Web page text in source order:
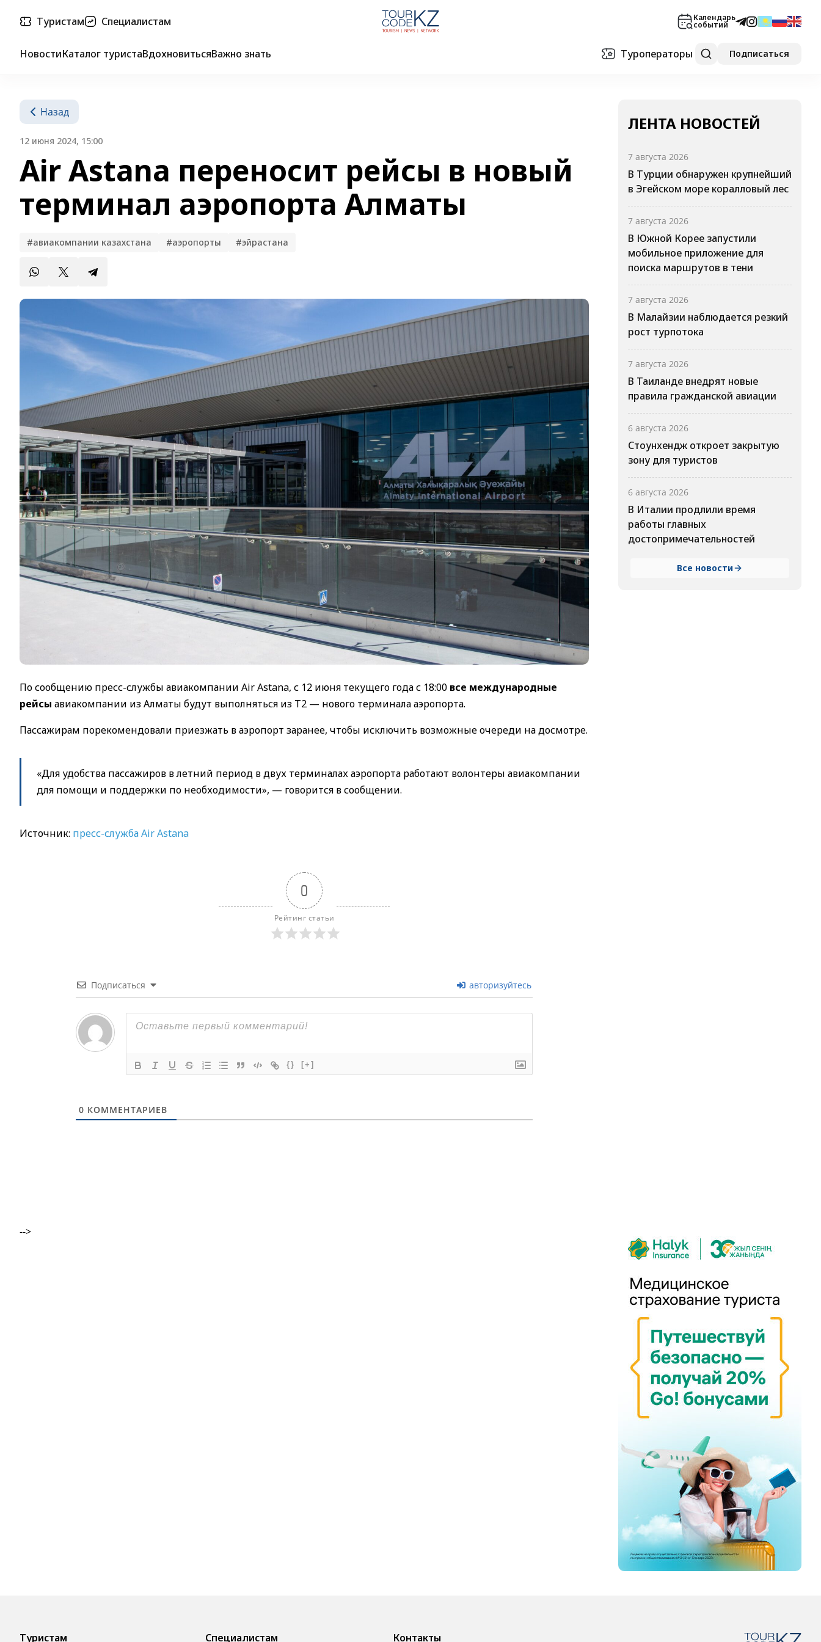
Туристам Специалистам Календарь
событий
НовостиКаталог туристаВдохновитьсяВажно знать Туроператоры Подписаться
Назад
12 июня 2024, 15:00
Air Astana переносит рейсы в новый
терминал аэропорта Алматы
#авиакомпании казахстана #аэропорты #эйрастана
По сообщению пресс-службы авиакомпании Air Astana, с 12 июня текущего года с 18:00 все международные
рейсы авиакомпании из Алматы будут выполняться из T2 — нового терминала аэропорта.
Пассажирам порекомендовали приезжать в аэропорт заранее, чтобы исключить возможные очереди на досмотре.
«Для удобства пассажиров в летний период в двух терминалах аэропорта работают волонтеры авиакомпании
для помощи и поддержки по необходимости», — говорится в сообщении.
Источник: пресс-служба Air Astana
0
Рейтинг статьи
Подписаться авторизуйтесь
{} [+]
0 КОММЕНТАРИЕВ
ЛЕНТА НОВОСТЕЙ
7 августа 2026
В Турции обнаружен крупнейший
в Эгейском море коралловый лес
7 августа 2026
В Южной Корее запустили
мобильное приложение для
поиска маршрутов в тени
7 августа 2026
В Малайзии наблюдается резкий
рост турпотока
7 августа 2026
В Таиланде внедрят новые
правила гражданской авиации
6 августа 2026
Стоунхендж откроет закрытую
зону для туристов
6 августа 2026
В Италии продлили время
работы главных
достопримечательностей
Все новости
-->
Туристам Специалистам Контакты